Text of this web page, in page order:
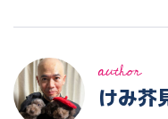
author
けみ芥